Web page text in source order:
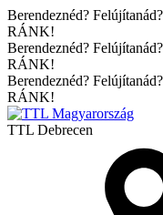
Berendeznéd?
RÁNK!
Berendeznéd?
RÁNK!
Berendeznéd?
RÁNK!
TTL Debrecen